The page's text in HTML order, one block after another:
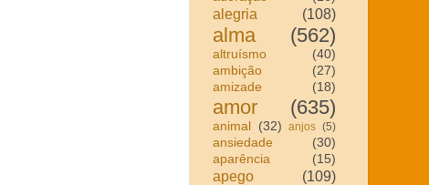
alegria (108)
alma (562)
altruísmo
(40)
ambição
(27)
amizade
(18)
amor (635)
animal (32) anjos (5)
ansiedade
(30)
aparência
(15)
apego (109)